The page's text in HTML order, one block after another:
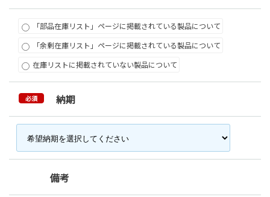
「部品在庫リスト」ページに掲載されている製品について
「余剰在庫リスト」ページに掲載されている製品について
在庫リストに掲載されていない製品について
必須 納期
備考